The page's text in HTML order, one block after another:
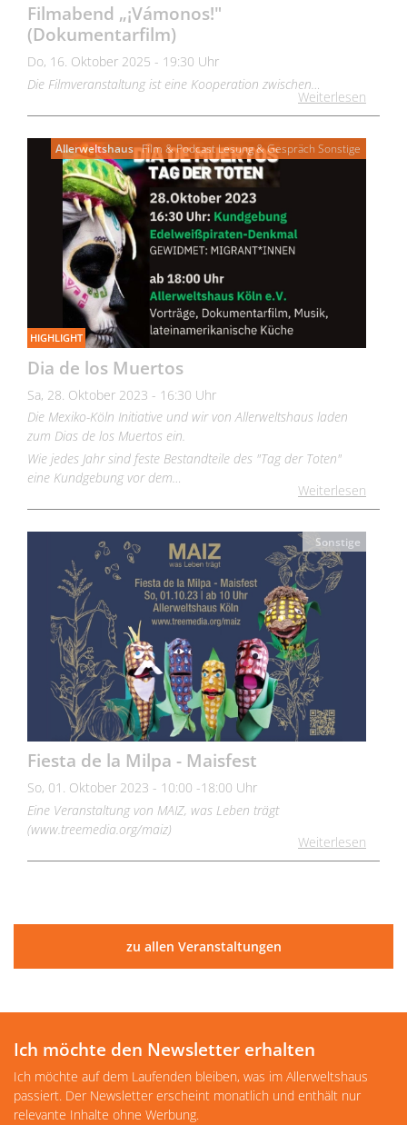
Filmabend „¡Vámonos!"
(Dokumentarfilm)
Do, 16. Oktober 2025 - 19:30 Uhr
Die Filmveranstaltung ist eine Kooperation zwischen…
Weiterlesen
HIGHLIGHT
Allerweltshaus Film & Podcast Lesung & Gespräch Sonstige
Dia de los Muertos
Sa, 28. Oktober 2023 - 16:30 Uhr
Die Mexiko-Köln Initiative und wir von Allerweltshaus laden
zum Dias de los Muertos ein.
Wie jedes Jahr sind feste Bestandteile des "Tag der Toten"
eine Kundgebung vor dem…
Weiterlesen
Sonstige
Fiesta de la Milpa - Maisfest
So, 01. Oktober 2023 - 10:00 -18:00 Uhr
Eine Veranstaltung von MAIZ, was Leben trägt
(www.treemedia.org/maiz)
Weiterlesen
zu allen Veranstaltungen
Ich möchte den Newsletter erhalten
Ich möchte auf dem Laufenden bleiben, was im Allerweltshaus
passiert. Der Newsletter erscheint monatlich und enthält nur
relevante Inhalte ohne Werbung.